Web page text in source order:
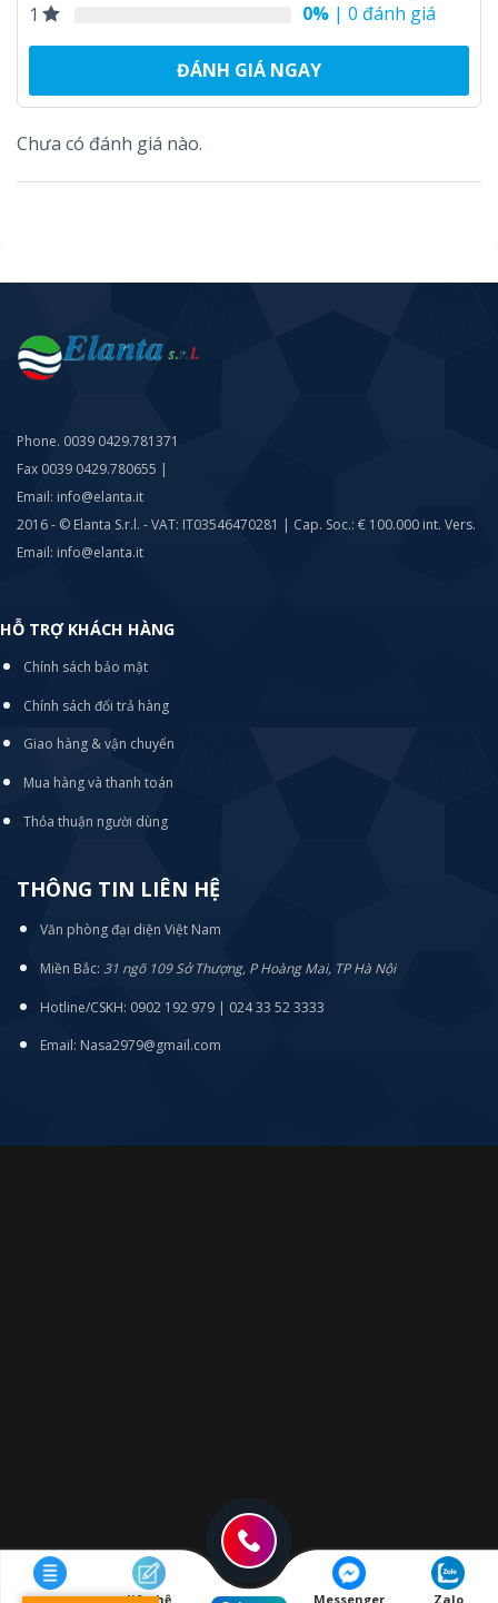
1
0% | 0 đánh giá
ĐÁNH GIÁ NGAY
Chưa có đánh giá nào.
Phone. 0039 0429.781371
Fax 0039 0429.780655 |
Email: info@elanta.it
2016 - © Elanta S.r.l. - VAT: IT03546470281 | Cap. Soc.: € 100.000 int. Vers.
Email: info@elanta.it
HỖ TRỢ KHÁCH HÀNG
Chính sách bảo mật
Chính sách đổi trả hàng
Giao hàng & vận chuyển
Mua hàng và thanh toán
Thỏa thuận người dùng
THÔNG TIN LIÊN HỆ
Văn phòng đại diện Việt Nam
Miền Bắc: 31 ngõ 109 Sở Thượng, P Hoàng Mai, TP Hà Nội
Hotline/CSKH: 0902 192 979 | 024 33 52 3333
Email: Nasa2979@gmail.com
liên hệ Messenger Zalo